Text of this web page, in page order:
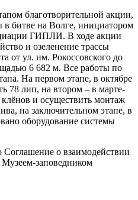
благотворительной акции,
битве на Волге, инициатором
ГИПЛИ. В ходе акции
и озеленение трассы
от ул. им. Рокоссовского до
6 682 м. Все работы по
На первом этапе, в октябре
78 лип, на втором – в марте-
клёнов и осуществить монтаж
на заключительном этапе, в
оборудование системы
о взаимодействии
заповедником